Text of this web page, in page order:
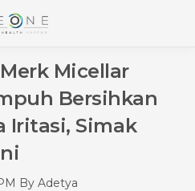
Micellar
Bersihkan
Iritasi, Simak
By Adetya